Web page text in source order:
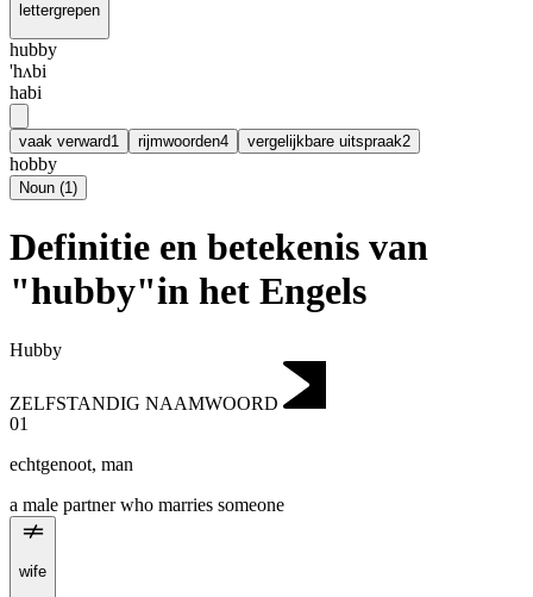
lettergrepen
hubby
'hʌbi
habi
vaak verward1 rijmwoorden4 vergelijkbare uitspraak2
hobby
Noun (1)
Definitie en betekenis van
"hubby"in het Engels
Hubby
ZELFSTANDIG NAAMWOORD
01
echtgenoot, man
a male partner who marries someone
wife